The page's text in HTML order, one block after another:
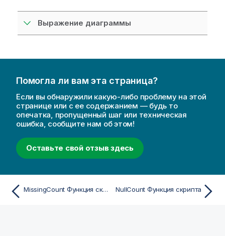
Выражение диаграммы
Помогла ли вам эта страница?
Если вы обнаружили какую-либо проблему на этой
странице или с ее содержанием — будь то
опечатка, пропущенный шаг или техническая
ошибка, сообщите нам об этом!
Оставьте свой отзыв здесь
MissingCount Функция скрипта NullCount Функция скрипта